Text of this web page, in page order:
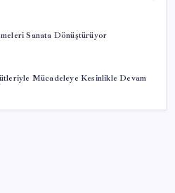
Sanata Dönüştürüyor
Mücadeleye Kesinlikle Devam